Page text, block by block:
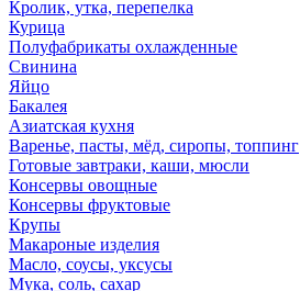
Кролик, утка, перепелка
Курица
Полуфабрикаты охлажденные
Свинина
Яйцо
Бакалея
Азиатская кухня
Варенье, пасты, мёд, сиропы, топпинг
Готовые завтраки, каши, мюсли
Консервы овощные
Консервы фруктовые
Крупы
Макароные изделия
Масло, соусы, уксусы
Мука, соль, сахар